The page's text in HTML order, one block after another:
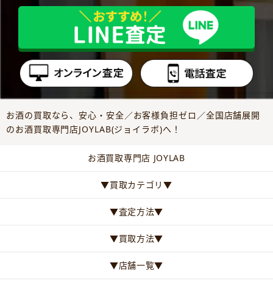
お酒の買取なら、安心・安全／お客様負担ゼロ／全国店舗展開
のお酒買取専門店JOYLAB(ジョイラボ)へ！
お酒買取専門店 JOYLAB
▼買取カテゴリ▼
▼査定方法▼
▼買取方法▼
▼店舗一覧▼